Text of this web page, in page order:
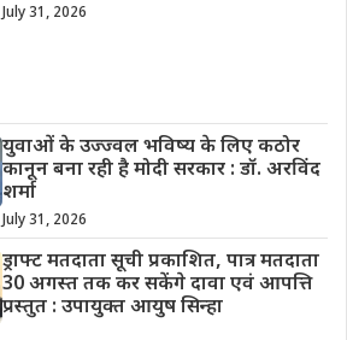
July 31, 2026
युवाओं के उज्ज्वल भविष्य के लिए कठोर
कानून बना रही है मोदी सरकार : डॉ. अरविंद
शर्मा
July 31, 2026
ड्राफ्ट मतदाता सूची प्रकाशित, पात्र मतदाता
30 अगस्त तक कर सकेंगे दावा एवं आपत्ति
प्रस्तुत : उपायुक्त आयुष सिन्हा